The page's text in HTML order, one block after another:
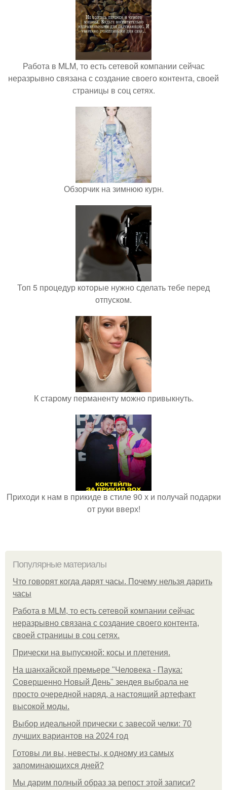
Работа в MLM, то есть сетевой компании сейчас
неразрывно связана с создание своего контента, своей
страницы в соц сетях.
Обзорчик на зимнюю курн.
Топ 5 процедур которые нужно сделать тебе перед
отпуском.
К старому перманенту можно привыкнуть.
Приходи к нам в прикиде в стиле 90 х и получай подарки
от руки вверх!
Популярные материалы
Что говорят когда дарят часы. Почему нельзя дарить
часы
Работа в MLM, то есть сетевой компании сейчас
неразрывно связана с создание своего контента,
своей страницы в соц сетях.
Прически на выпускной: косы и плетения.
На шанхайской премьере "Человека - Паука:
Совершенно Новый День" зендея выбрала не
просто очередной наряд, а настоящий артефакт
высокой моды.
Выбор идеальной прически с завесой челки: 70
лучших вариантов на 2024 год
Готовы ли вы, невесты, к одному из самых
запоминающихся дней?
Мы дарим полный образ за репост этой записи?